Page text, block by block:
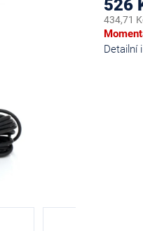
526
434,71
Měrná
cena:
Detailní